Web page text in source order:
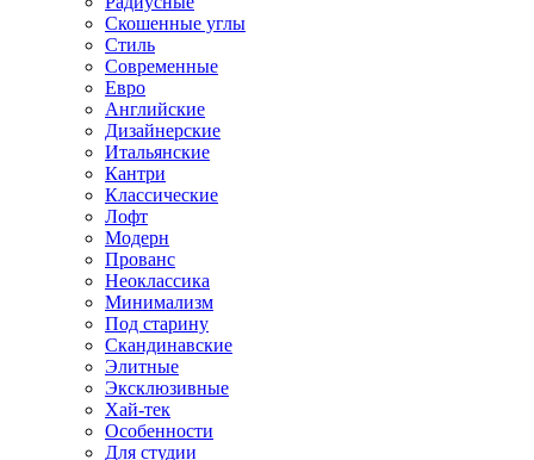
Скошенные углы
Стиль
Современные
Евро
Английские
Дизайнерские
Итальянские
Кантри
Классические
Лофт
Модерн
Прованс
Неоклассика
Минимализм
Под старину
Скандинавские
Элитные
Эксклюзивные
Хай-тек
Особенности
Для студии